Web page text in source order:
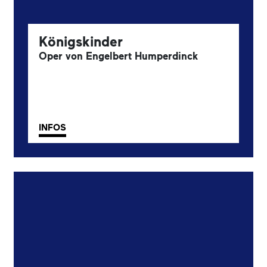
Königskinder
Oper von Engelbert Humperdinck
INFOS